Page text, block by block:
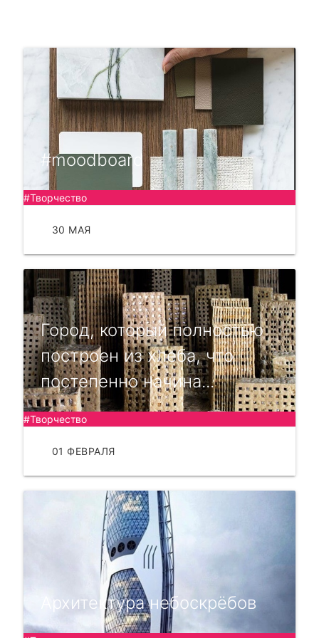
#moodboard
#Творчество
30 МАЯ
Город, который полностью
построен из хлеба, что
постепенно начина...
#Творчество
01 ФЕВРАЛЯ
Архитектура небоскрёбов